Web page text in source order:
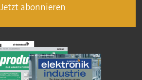
Jetzt abonnieren